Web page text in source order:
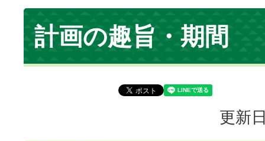
置
計画の趣旨・期間
更新